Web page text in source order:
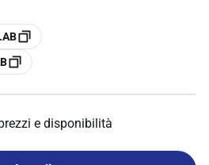
e disponibilità